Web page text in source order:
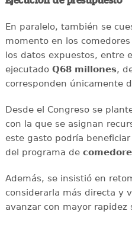
En paralelo, también se
momento en los
los datos expuestos, entre
ejecutado Q68 millones,
corresponden únicamente
Desde el Congreso se
con la que se asignan
este gasto podría
del programa de
Además, se insistió en
considerarla más directa y
avanzar con mayor rapidez